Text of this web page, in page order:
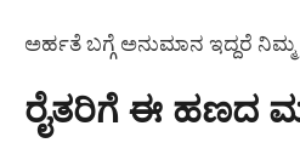
ಅರ್ಹತೆ ಬಗ್ಗೆ ಅನುಮಾನ ಇದ್ದರೆ
ರೈತರಿಗೆ ಈ ಹಣದ